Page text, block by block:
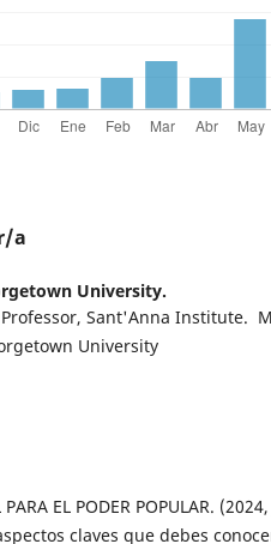
a
University.
Sant'Anna Institute.
University
EL PODER POPULAR.
claves que debes